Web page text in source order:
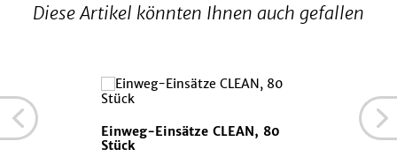
Diese Artikel könnten Ihnen auch gefallen
Einweg-Einsätze CLEAN, 80
Stück